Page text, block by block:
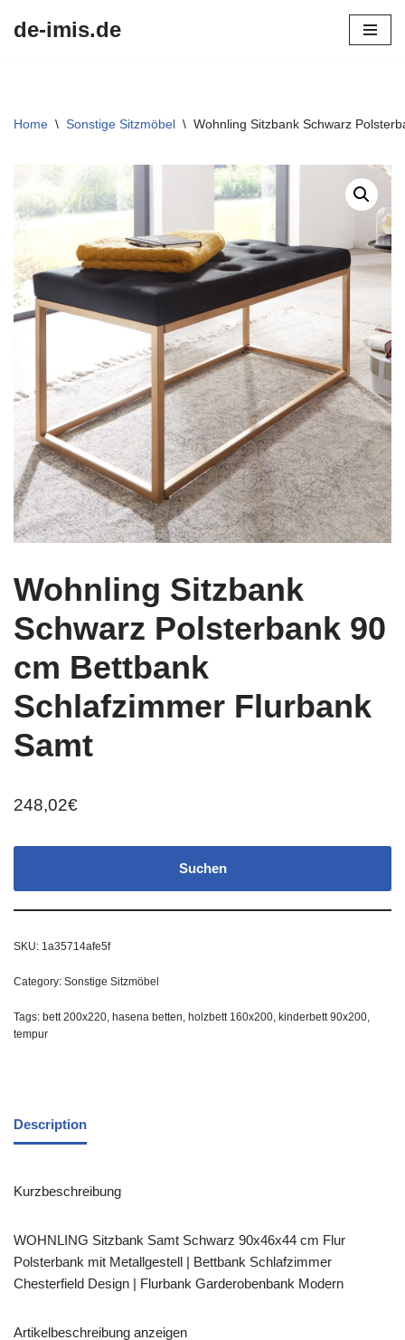
de-imis.de
Home \ Sonstige Sitzmöbel \ Wohnling Sitzbank Schwarz
Wohnling Sitzbank
Schwarz Polsterbank 90
cm Bettbank
Schlafzimmer Flurbank
Samt
248,02€
Suchen
SKU: 1a35714afe5f
Category: Sonstige Sitzmöbel
Tags: bett 200x220 hasena betten holzbett 160x200 kinderbett 90x200
tempur
Description
Kurzbeschreibung
WOHNLING Sitzbank Samt Schwarz 90x46x44 cm Flur
Polsterbank mit Metallgestell | Bettbank Schlafzimmer
Chesterfield Design | Flurbank Garderobenbank Modern
Artikelbeschreibung anzeigen